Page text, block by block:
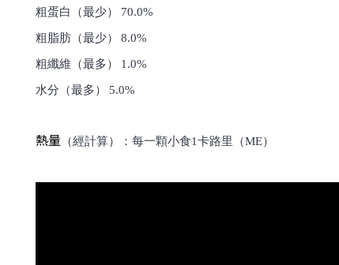
粗蛋白（最少） 70.0%
粗脂肪（最少） 8.0%
粗纖維（最多） 1.0%
水分（最多） 5.0%
熱量 （經計算）：每一顆小食1卡路里（ME）